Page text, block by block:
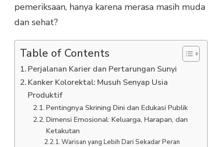
pemeriksaan, hanya karena merasa masih muda
dan sehat?
Table of Contents
Perjalanan Karier dan Pertarungan Sunyi
Kanker Kolorektal: Musuh Senyap Usia
Produktif
Pentingnya Skrining Dini dan Edukasi Publik
Dimensi Emosional: Keluarga, Harapan, dan
Ketakutan
Warisan yang Lebih Dari Sekadar Peran